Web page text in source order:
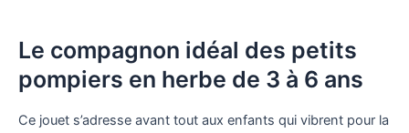
Le compagnon idéal des petits
pompiers en herbe de 3 à 6 ans
Ce jouet s’adresse avant tout aux enfants qui vibrent pour la